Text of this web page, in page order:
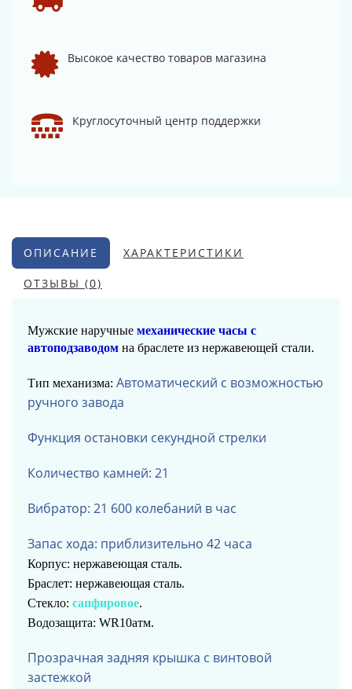
Высокое качество товаров магазина
Круглосуточный центр поддержки
ОПИСАНИЕ ХАРАКТЕРИСТИКИ
ОТЗЫВЫ (0)
Мужские наручные механические часы с
автоподзаводом на браслете из нержавеющей стали.
Тип механизма: Автоматический с возможностью
ручного завода
Функция остановки секундной стрелки
Количество камней: 21
Вибратор: 21 600 колебаний в час
Запас хода: приблизительно 42 часа
Корпус: нержавеющая сталь.
Браслет: нержавеющая сталь.
Стекло: сапфировое.
Водозащита: WR10атм.
Прозрачная задняя крышка с винтовой
застежкой